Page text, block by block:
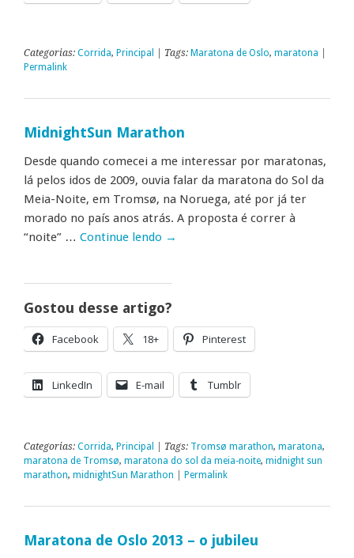
Categorias: Corrida, Principal | Tags: Maratona de Oslo, maratona
Permalink
MidnightSun Marathon
Desde quando comecei a me interessar por maratonas,
lá pelos idos de 2009, ouvia falar da maratona do Sol da
Meia-Noite, em Tromsø, na Noruega, até por já ter
morado no país anos atrás. A proposta é correr à
“noite” … Continue lendo →
Gostou desse artigo?
Facebook 18+ Pinterest
LinkedIn E-mail Tumblr
Categorias: Corrida, Principal | Tags: Tromsø marathon, maratona,
maratona de Tromsø, maratona do sol da meia-noite, midnight sun
marathon, midnightSun Marathon Permalink
Maratona de Oslo 2013 – o jubileu